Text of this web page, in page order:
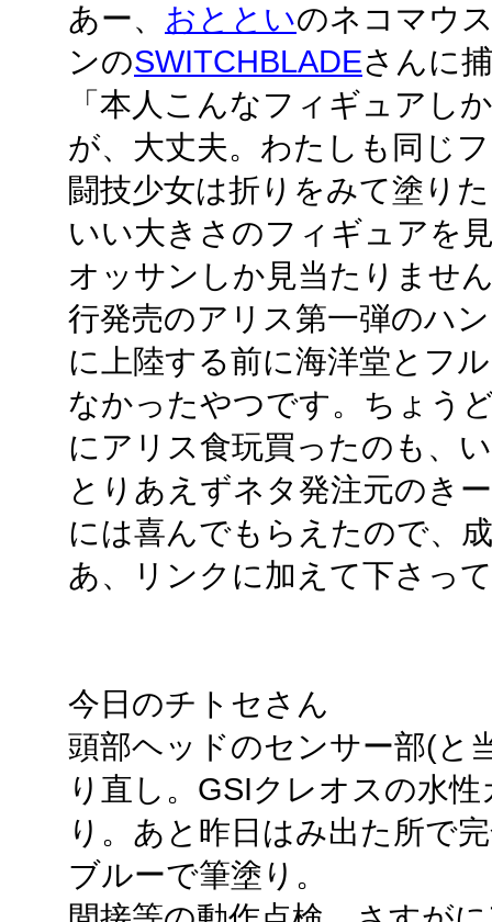
あー、 おとといのネコマウ
ンのSWITCHBLADEさんに
「本人こんなフィギュアし
が、大丈夫。わたしも同じ
闘技少女は折りをみて塗り
いい大きさのフィギュアを
オッサンしか見当たりませ
行発売のアリス第一弾のハ
に上陸する前に海洋堂とフ
なかったやつです。ちょう
にアリス食玩買ったのも、
とりあえずネタ発注元のき
には喜んでもらえたので、
あ、リンクに加えて下さっ
今日のチトセさん
頭部ヘッドのセンサー部(と
り直し。GSIクレオスの水
り。あと昨日はみ出た所で
ブルーで筆塗り。